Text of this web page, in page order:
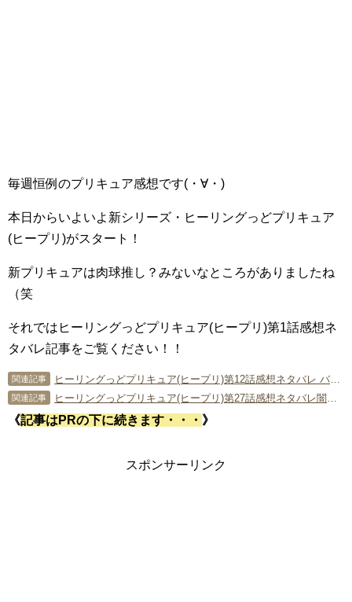
毎週恒例のプリキュア感想です(・∀・)
本日からいよいよ新シリーズ・ヒーリングっどプリキュア
(ヒープリ)がスタート！
新プリキュアは肉球推し？みないなところがありましたね
（笑
それではヒーリングっどプリキュア(ヒープリ)第1話感想ネ
タバレ記事をご覧ください！！
関連記事 ヒーリングっどプリキュア(ヒープリ)第12話感想ネタバレ バテテモータ…新幹部登場!!
関連記事 ヒーリングっどプリキュア(ヒープリ)第27話感想ネタバレ闇落ちキュアグレース!?
《記事はPRの下に続きます・・・ 》
スポンサーリンク